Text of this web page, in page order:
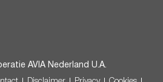
AVIA Nederland U.A.